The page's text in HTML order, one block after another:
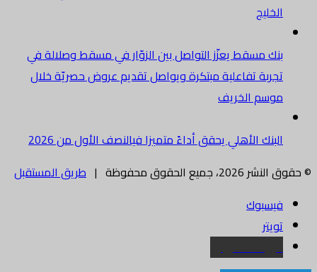
الخليج
بنك مسقط يعزّز التواصل بين الزوّار في مسقط وصلالة في
تجربة تفاعلية مبتكرة ويواصل تقديم عروض حصريّة خلال
موسم الخريف
البنك الأهلي يحقق أداءً متميزا فيالنصف الأول من 2026
© حقوق النشر 2026، جميع الحقوق محفوظة |
طريق المستقبل
فيسبوك
تويتر
البريد الالكتروني